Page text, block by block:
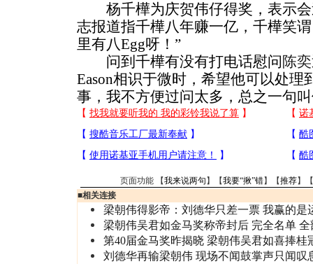
杨千樺为庆贺伟仔得奖，表示会
志报道指千樺八年赚一亿，千樺笑
里有八Egg呀！”
问到千樺有没有打电话慰问 陈
Eason相识于微时，希望他可以处理
事，我不方便过问太多，总之一句叫
页面功能 【我来说两句 】【我要“揪”错】【推荐】
■相关连接
梁朝伟得影帝：刘德华只差一票 我赢的是
梁朝伟吴君如金马奖称帝封后 完全名单 全
第40届金马奖昨揭晓 梁朝伟吴君如喜捧桂
刘德华再输梁朝伟 现场不闻鼓掌声只闻叹